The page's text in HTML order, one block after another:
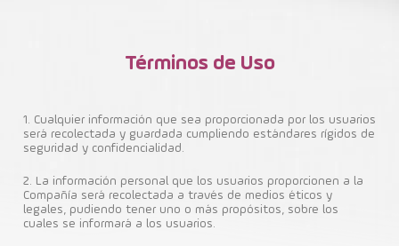
Blog
Términos de Uso
1. Cualquier información que sea proporcionada por los usuarios
será recolectada y guardada cumpliendo estándares rígidos de
seguridad y confidencialidad.
2. La información personal que los usuarios proporcionen a la
Compañía será recolectada a través de medios éticos y
legales, pudiendo tener uno o más propósitos, sobre los
cuales se informará a los usuarios.